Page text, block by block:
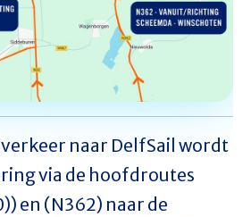
naar DelfSail wordt
via de hoofdroutes
en (N362) naar de